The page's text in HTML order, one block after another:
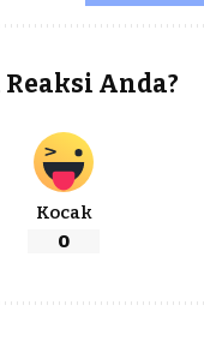
Reaksi Anda?
Kocak
0